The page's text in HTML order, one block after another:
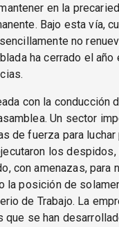
en la
Bajo esta vía,
no
ha cerrado el año
con la conducción
Un sector
de fuerza para
los
con amenazas, para
la posición de
de Trabajo. La
se han